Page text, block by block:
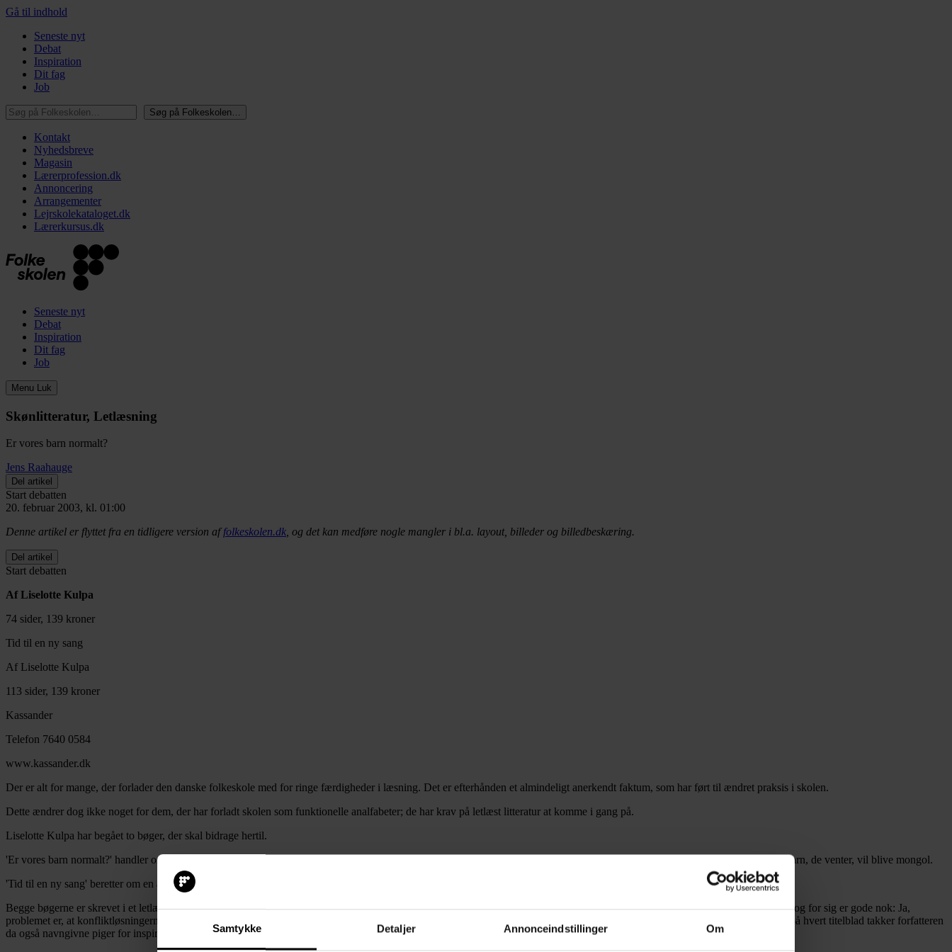
Samtykke Detaljer Annonceindstillinger Om
Gå til indhold
Seneste nyt
Debat
Inspiration
Dit fag
Job
Søg på Folkeskolen…
Søg på Folkeskolen…
Kontakt
Nyhedsbreve
Magasin
Lærerprofession.dk
Annoncering
Arrangementer
Lejrskolekataloget.dk
Lærerkursus.dk
Seneste nyt
Debat
Inspiration
Dit fag
Job
Menu Luk
Skønlitteratur, Letlæsning
Er vores barn normalt?
Jens Raahauge
Del artikel
Start debatten
20. februar 2003, kl. 01:00
Denne artikel er flyttet fra en tidligere version affolkeskolen.dk, og det kan medføre nogle mangler i bl.a. layout, billeder og billedbeskæring.
Del artikel
Start debatten
Af Liselotte Kulpa
74 sider, 139 kroner
Tid til en ny sang
Af Liselotte Kulpa
113 sider, 139 kroner
Kassander
Telefon 7640 0584
www.kassander.dk
Der er alt for mange, der forlader den danske folkeskole med for ringe færdigheder i læsning. Det er efterhånden et almindeligt anerkendt faktum, som har ført til ændret praksis i skolen.
Dette ændrer dog ikke noget for dem, der har forladt skolen som funktionelle analfabeter; de har krav på letlæst litteratur at komme i gang på.
Liselotte Kulpa har begået to bøger, der skal bidrage hertil.
'Er vores barn normalt?' handler om et ungt par, der får forstyrret deres graviditetslykke, da hospitalet indkalder dem til undersøgelse, fordi en prøve har vist en risiko for, at det barn, de venter, vil blive mongol.
'Tid til en ny sang' beretter om en alenemor, der bliver forelsket i en lidt yngre mand. Han bor hjemme hos sin mor, som med alle midler bekriger de tos lykke.
Begge bøgerne er skrevet i et letlæst sprog, og problemstillingerne har som beskrevet en god tyngde. Bøgernes personer løser konflikterne gennem dialoger og handlinger, som i og for sig er gode nok: Ja,
problemet er, at konfliktløsningerne nærmer sig det politisk korrekte, i hvert fald set fra en kvindepolitisk vinkel. Synsvinklen er i begge bøger den kvindelige hovedpersons, og på hvert titelblad takker forfatteren
da også navngivne piger for inspiration og hjælp.